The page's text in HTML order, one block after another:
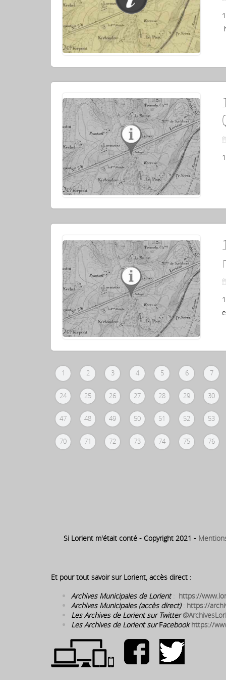
1 2 3 4 5 6 7
24 25 26 27 28 29 30
47 48 49 50 51 52 53
70 71 72 73 74 75 76
Si Lorient m'était conté - Copyright 2021 -
Et pour tout savoir sur Lorient, accès direct :
Archives Municipales de Lorient
https://
Archives Municipales (accès direct): https://
Les Archives de Lorient sur Twitter
Les Archives de Lorient sur Facebook https://